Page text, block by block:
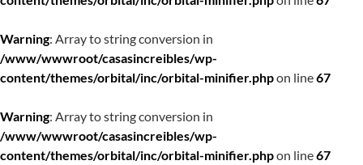
Warning: Array to string conversion in
/www/wwwroot/casasincreibles/wp-
content/themes/orbital/inc/orbital-minifier.phpon line67
Warning: Array to string conversion in
/www/wwwroot/casasincreibles/wp-
content/themes/orbital/inc/orbital-minifier.phpon line67